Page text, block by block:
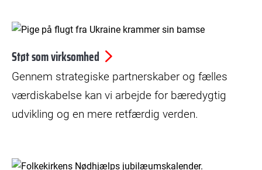
© Antti Yrjönen
Støt som virksomhed
Gennem strategiske partnerskaber og fælles
værdiskabelse kan vi arbejde for bæredygtig
udvikling og en mere retfærdig verden.